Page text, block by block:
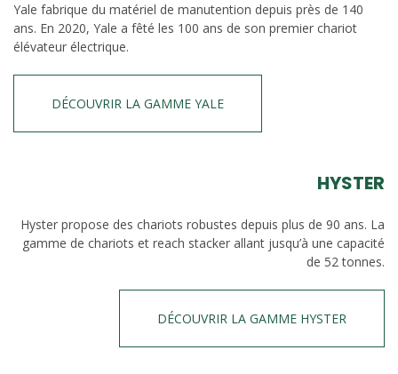
Yale fabrique du matériel de manutention depuis près de 140
ans. En 2020, Yale a fêté les 100 ans de son premier chariot
élévateur électrique.
DÉCOUVRIR LA GAMME YALE
HYSTER
Hyster propose des chariots robustes depuis plus de 90 ans. La
gamme de chariots et reach stacker allant jusqu’à une capacité
de 52 tonnes.
DÉCOUVRIR LA GAMME HYSTER